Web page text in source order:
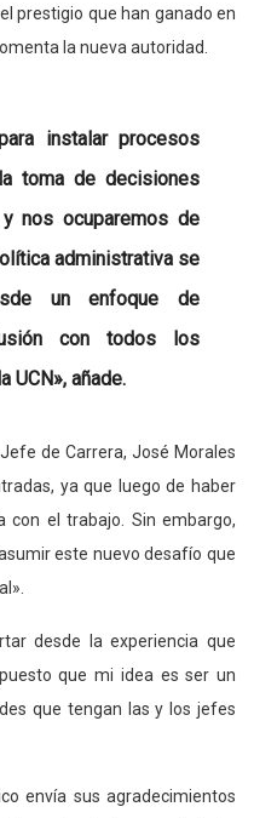
prestigio que han ganado en
la nueva autoridad.
instalar procesos
toma de decisiones
nos ocuparemos de
administrativa se
un enfoque de
con todos los
UCN», añade.
de Carrera, José Morales
ya que luego de haber
con el trabajo. Sin embargo,
este nuevo desafío que
desde la experiencia que
que mi idea es ser un
que tengan las y los jefes
envía sus agradecimientos